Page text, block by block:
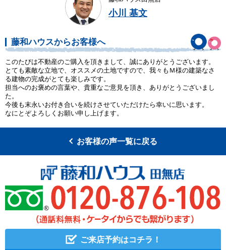
小川 基文
藤和ハウスからお客様へ
このたびは不動産のご購入を頂きまして、誠にありがとうございます。
とても素敵な立地で、オススメの土地ですので、我々もＭ様の建築なさ
る建物の完成がとても楽しみです。
担当へのお褒めの言葉や、貴重なご意見を頂き、ありがとうございまし
た。
今後も末永いお付き合いを続けさせていただけたら幸いに思います。
なにとぞよろしくお願い申し上げます。
お客様の声一覧に戻る
ご来店予約はコチラ！